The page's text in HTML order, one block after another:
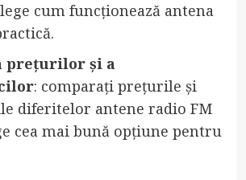
cum funcționează antena
prețurilor și a
: comparați prețurile și
diferitelor antene radio FM
cea mai bună opțiune pentru